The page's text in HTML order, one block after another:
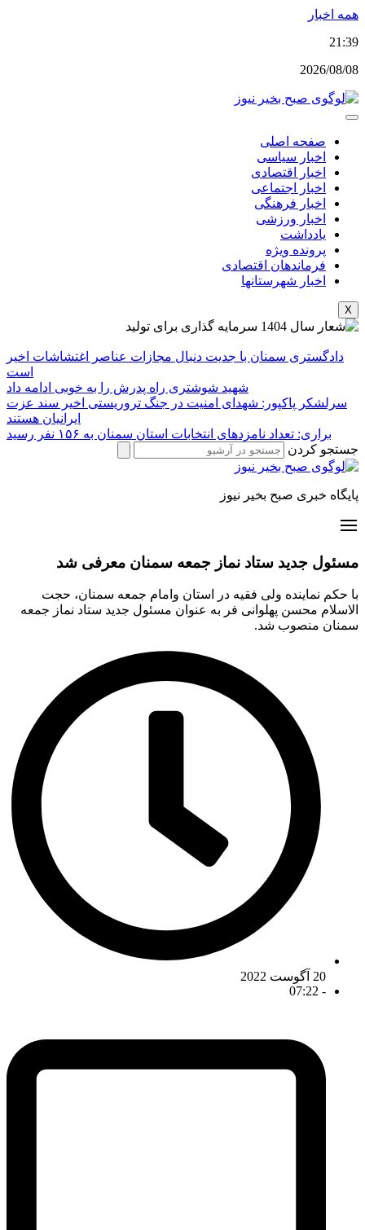
پرش
محتوا
همه اخبار
21:39
2026/08/08
صفحه اصلی
اخبار سیاسی
اخبار اقتصادی
اخبار اجتماعی
اخبار فرهنگی
اخبار ورزشی
یادداشت
پرونده ویژه
فرماندهان اقتصادی
اخبار شهرستانها
X
دادگستری سمنان با جدیت دنبال مجازات عناصر اغتشاشات اخیر
است
شهید شوشتری راه پدرش را به خوبی ادامه داد
سرلشکر پاکپور: شهدای امنیت در جنگ تروریستی اخیر سند عزت
ایرانیان هستند
براری: تعداد نامزدهای انتخابات استان سمنان به ۱۵۶ نفر رسید
جستجو کردن
پایگاه خبری صبح بخیر نیوز
مسئول جدید ستاد نماز جمعه سمنان معرفی شد
با حکم نماینده ولی فقیه در استان وامام جمعه سمنان، حجت
الاسلام محسن پهلوانی فر به عنوان مسئول جدید ستاد نماز جمعه
سمنان منصوب شد.
20 آگوست 2022
-
07:22